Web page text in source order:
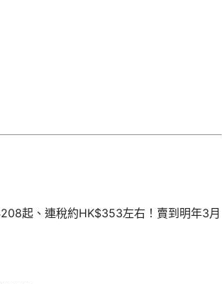
起、連稅約HK$353左右！賣到明年3月